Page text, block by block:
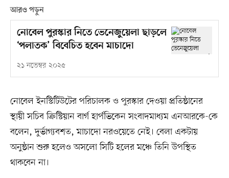
আরও পড়ুন
নোবেল পুরস্কার নিতে ভেনেজুয়েলা ছাড়লে
‘পলাতক’ বিবেচিত হবেন মাচাদো
২১ নভেম্বর ২০২৫
নোবেল ইনস্টিটিউটের পরিচালক ও পুরস্কার দেওয়া প্রতিষ্ঠানের
স্থায়ী সচিব ক্রিস্টিয়ান বার্গ হার্পভিকেন সংবাদমাধ্যম এনআরকে-কে
বলেন, দুর্ভাগ্যবশত, মাচাদো নরওয়েতে নেই। বেলা একটায়
অনুষ্ঠান শুরু হলেও অসলো সিটি হলের মঞ্চে তিনি উপস্থিত
থাকবেন না।